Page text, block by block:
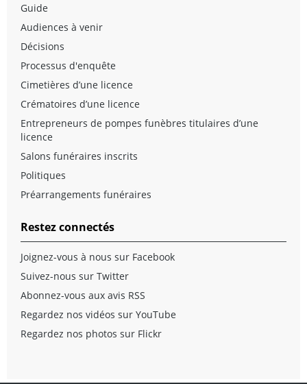
Guide
Audiences à venir
Décisions
Processus d'enquête
Cimetières d’une licence
Crématoires d’une licence
Entrepreneurs de pompes funèbres titulaires d’une
licence
Salons funéraires inscrits
Politiques
Préarrangements funéraires
Restez connectés
Joignez-vous à nous sur Facebook
Suivez-nous sur Twitter
Abonnez-vous aux avis RSS
Regardez nos vidéos sur YouTube
Regardez nos photos sur Flickr